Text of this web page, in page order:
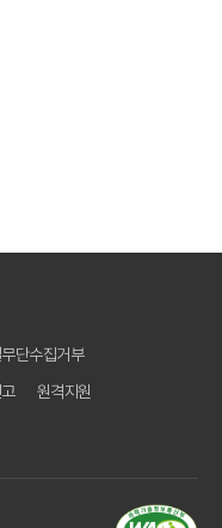
단수집거부
원격지원